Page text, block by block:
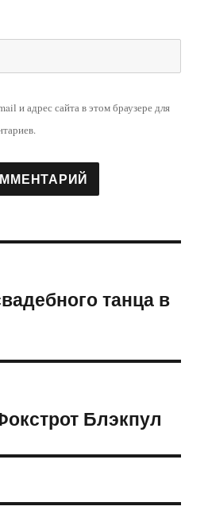
и адрес сайта в этом браузере для
танца в
Блэкпул